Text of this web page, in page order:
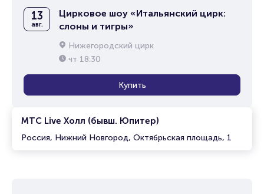
МТС Live Холл (бывш. Юпитер)
Россия, Нижний Новгород, Октябрьская площадь, 1
13
авг.
Цирковое шоу «Итальянский цирк:
слоны и тигры»
Нижегородский цирк
чт 18:30
Купить